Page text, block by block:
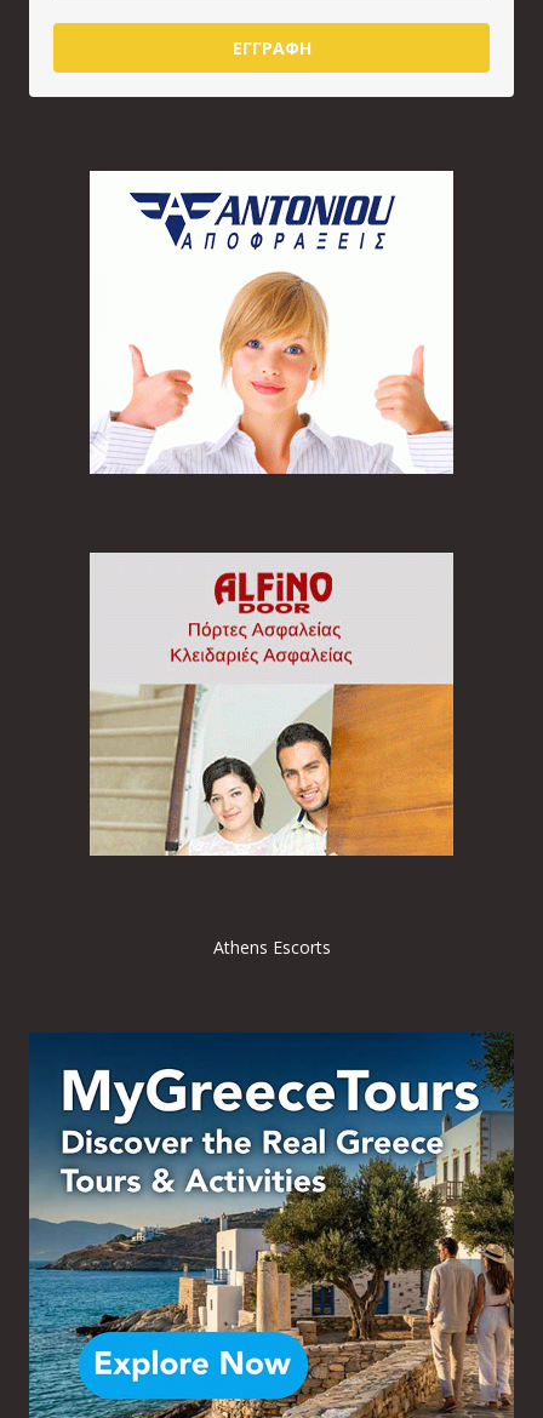
ΕΓΓΡΑΦΗ
Athens Escorts